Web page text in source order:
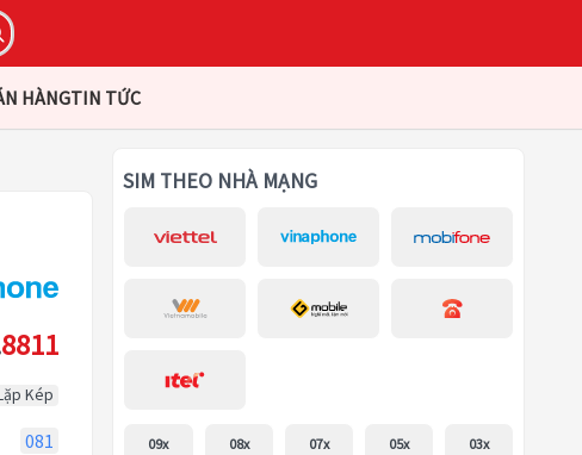
HÀNGTIN TỨC
8811
Kép
081
SIM THEO NHÀ MẠNG
09x 08x 07x 05x 03x